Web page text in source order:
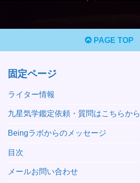
PAGE TOP
固定ページ
ライター情報
九星気学鑑定依頼・質問はこちらから
Beingラボからのメッセージ
目次
メールお問い合わせ